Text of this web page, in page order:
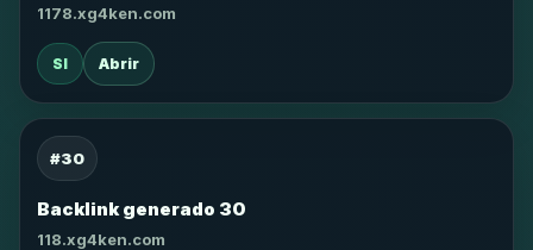
1178.xg4ken.com
SI Abrir
#30
Backlink generado 30
118.xg4ken.com